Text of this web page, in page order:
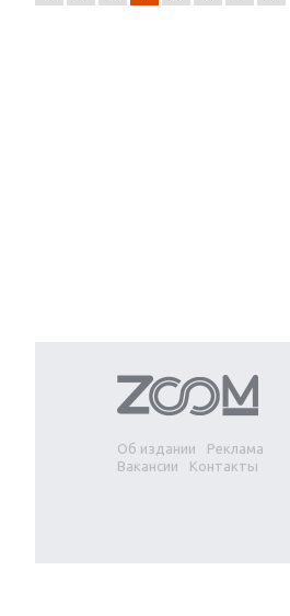
Об издании
Реклама
Вакансии
Контакты